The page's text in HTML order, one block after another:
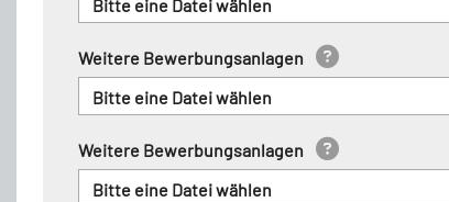
Bitte eine Datei wählen
Weitere Bewerbungsanlagen
Bitte eine Datei wählen
Weitere Bewerbungsanlagen
Bitte eine Datei wählen